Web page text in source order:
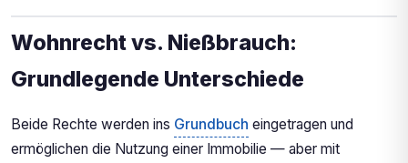
Wohnrecht vs. Nießbrauch:
Grundlegende Unterschiede
Beide Rechte werden ins Grundbuch eingetragen und
ermöglichen die Nutzung einer Immobilie — aber mit